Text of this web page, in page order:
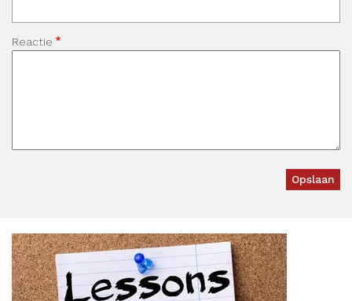
Reactie